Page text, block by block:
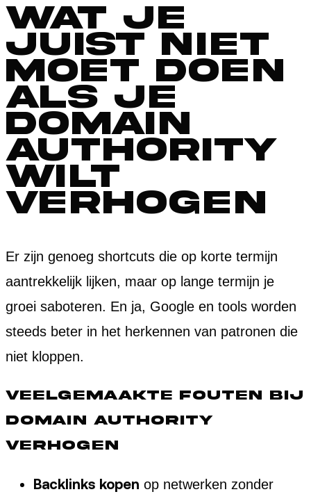
Wat je
juist niet
moet doen
als je
domain
authority
wilt
verhogen
Er zijn genoeg shortcuts die op korte termijn
aantrekkelijk lijken, maar op lange termijn je
groei saboteren. En ja, Google en tools worden
steeds beter in het herkennen van patronen die
niet kloppen.
Veelgemaakte fouten bij
domain authority
verhogen
Backlinks kopen op netwerken zonder